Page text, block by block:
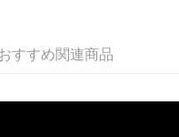
おすすめ関連商品